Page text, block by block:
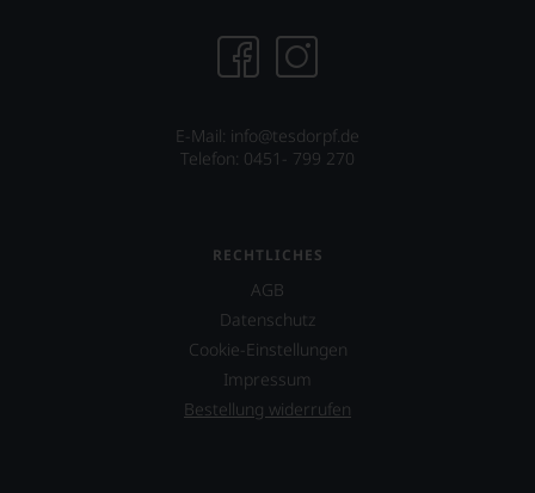
E-Mail: info@tesdorpf.de
Telefon: 0451- 799 270
RECHTLICHES
AGB
Datenschutz
Cookie-Einstellungen
Impressum
Bestellung widerrufen